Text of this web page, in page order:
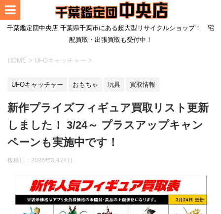
千葉鑑定団中央店 千葉県千葉市にある超大型リサイクルショップ！ 宅
配買取・出張買取も受付中！
HOME > UFOキャッチャー >
UFOキャッチャー おもちゃ 玩具 買取情報
新作プライズフィギュア買取リスト更新
しました！ 3/24～ プラスアップキャン
ペーンも実施中です！
投稿日： 2026年3月24日